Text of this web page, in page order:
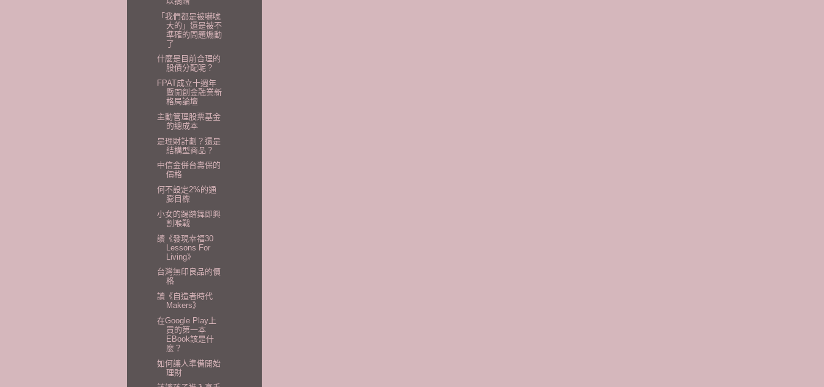
「我們都是被嚇唬
大的」還是被不
準確的問題煽動
了
什麼是目前合理的
股債分配呢？
FPAT成立十週年
暨開創金融業新
格局論壇
主動管理股票基金
的總成本
是理財計劃？還是
結構型商品？
中信金併台壽保的
價格
何不設定2%的通
膨目標
小女的踢踏舞即興
割喉戰
讀《發現幸福30
Lessons For
Living》
台灣無印良品的價
格
讀《自造者時代
Makers》
在Google Play上
買的第一本
EBook該是什
麼？
如何讓人準備開始
理財